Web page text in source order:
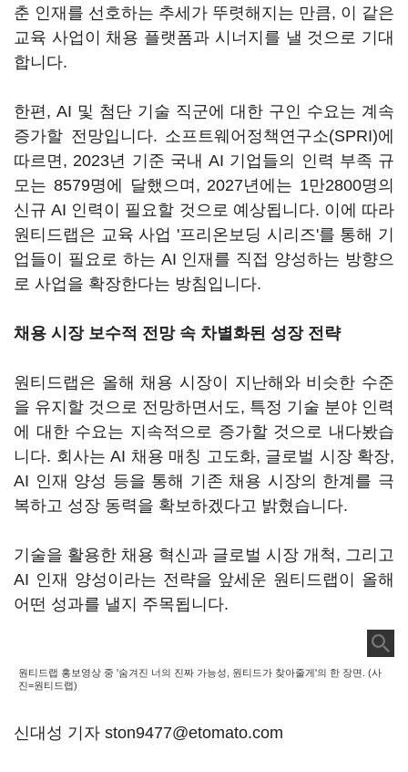
춘 인재를 선호하는 추세가 뚜렷해지는 만큼, 이 같은
교육 사업이 채용 플랫폼과 시너지를 낼 것으로 기대
합니다.
한편, AI 및 첨단 기술 직군에 대한 구인 수요는 계속
증가할 전망입니다. 소프트웨어정책연구소(SPRI)에
따르면, 2023년 기준 국내 AI 기업들의 인력 부족 규
모는 8579명에 달했으며, 2027년에는 1만2800명의
신규 AI 인력이 필요할 것으로 예상됩니다. 이에 따라
원티드랩은 교육 사업 '프리온보딩 시리즈'를 통해 기
업들이 필요로 하는 AI 인재를 직접 양성하는 방향으
로 사업을 확장한다는 방침입니다.
채용 시장 보수적 전망 속 차별화된 성장 전략
원티드랩은 올해 채용 시장이 지난해와 비슷한 수준
을 유지할 것으로 전망하면서도, 특정 기술 분야 인력
에 대한 수요는 지속적으로 증가할 것으로 내다봤습
니다. 회사는 AI 채용 매칭 고도화, 글로벌 시장 확장,
AI 인재 양성 등을 통해 기존 채용 시장의 한계를 극
복하고 성장 동력을 확보하겠다고 밝혔습니다.
기술을 활용한 채용 혁신과 글로벌 시장 개척, 그리고
AI 인재 양성이라는 전략을 앞세운 원티드랩이 올해
어떤 성과를 낼지 주목됩니다.
원티드랩 홍보영상 중 '숨겨진 너의 진짜 가능성, 원티드가 찾아줄게'의 한 장면. (사
진=원티드랩)
신대성 기자 ston9477@etomato.com